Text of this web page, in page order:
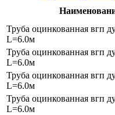
Труба оцинкованная вгп
L=6.0м
Труба оцинкованная вгп
L=6.0м
Труба оцинкованная вгп
L=6.0м
Труба оцинкованная вгп
L=6.0м